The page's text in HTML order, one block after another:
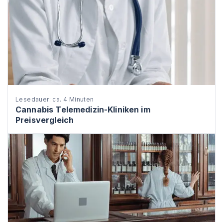
Lesedauer: ca. 4 Minuten
Cannabis Telemedizin-Kliniken im
Preisvergleich